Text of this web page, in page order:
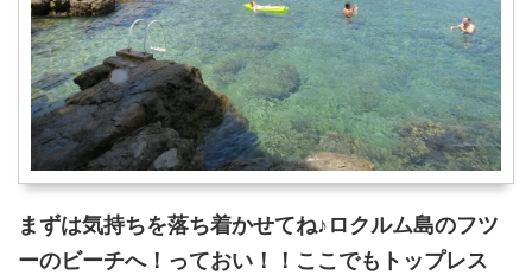
まずは気持ちを落ち着かせてね♪ロクルム島のフツ
ーのビーチへ！っておい！！ここでもトップレス